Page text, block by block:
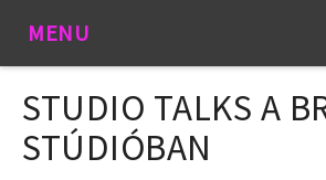
MENU
STUDIO TALKS A
STÚDIÓBAN